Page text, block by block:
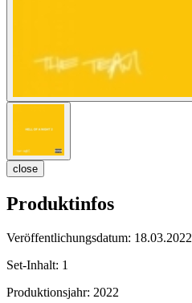
close
Produktinfos
Veröffentlichungsdatum: 18.03.2022
Set-Inhalt: 1
Produktionsjahr: 2022